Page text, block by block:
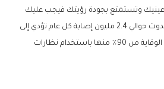
وتستمتع بجودة رؤيتك فيجب عليك
ذلك و تشير التقديرات إلى حدوث حوالي 2.4 مليون إصابة كل عام تؤدي إلى
تلف البصر أو العمى ويمكن الوقاية من 90٪ منها باستخدام نظارات